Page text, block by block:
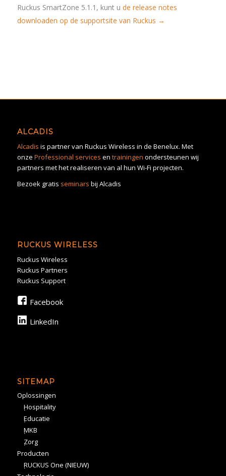
Ruckus SmartZone 5.1.1, kunt u de release notes
downloaden op de supportsite van Ruckus →
ALCADIS
Alcadis is partner van Ruckus Wireless in de Benelux. Met
onze Professional services en trainingen ondersteunen wij
partners met het realiseren van al hun Wi-Fi projecten.
Bezoek gratis seminars bij Alcadis
RUCKUS WIRELESS
Ruckus Wireless
Ruckus Partners
Ruckus Support
Facebook
LinkedIn
SITEMAP
Oplossingen
Hospitality
Educatie
MKB
Zorg
Producten
RUCKUS One (NIEUW)